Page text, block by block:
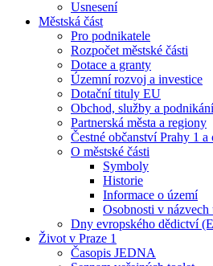
Usnesení
Městská část
Pro podnikatele
Rozpočet městské části
Dotace a granty
Územní rozvoj a investice
Dotační tituly EU
Obchod, služby a podnikání
Partnerská města a regiony
Čestné občanství Prahy 1 a
O městské části
Symboly
Historie
Informace o území
Osobnosti v názvech
Dny evropského dědictví
Život v Praze 1
Časopis JEDNA